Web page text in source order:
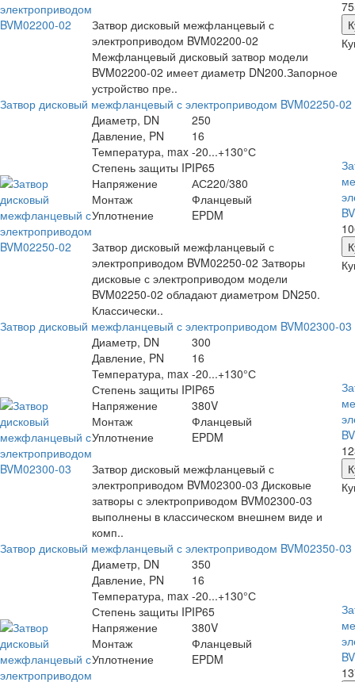
Затвор дисковый межфланцевый с
электроприводом BVM02200-02
Межфланцевый дисковый затвор модели
BVM02200-02 имеет диаметр DN200.Запорное
устройство пре..
Затвор дисковый межфланцевый с электроприводом BVM02250-02
Диаметр, DN
250
Давление, PN
16
Температура, max -20...+130°С
Степень защиты IPIP65
Напряжение
АС220/380
Монтаж
Фланцевый
Уплотнение
EPDM
Затвор дисковый межфланцевый с
электроприводом BVM02250-02 Затворы
дисковые с электроприводом модели
BVM02250-02 обладают диаметром DN250.
Классически..
Затвор дисковый межфланцевый с электроприводом BVM02300-03
Диаметр, DN
300
Давление, PN
16
Температура, max -20...+130°С
Степень защиты IPIP65
Напряжение
380V
Монтаж
Фланцевый
Уплотнение
EPDM
Затвор дисковый межфланцевый с
электроприводом BVM02300-03 Дисковые
затворы с электроприводом BVM02300-03
выполнены в классическом внешнем виде и
комп..
Затвор дисковый межфланцевый с электроприводом BVM02350-03
Диаметр, DN
350
Давление, PN
16
Температура, max -20...+130°С
Степень защиты IPIP65
Напряжение
380V
Монтаж
Фланцевый
Уплотнение
EPDM